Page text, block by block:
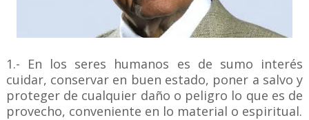
1.- En los seres humanos es de sumo interés
cuidar, conservar en buen estado, poner a salvo y
proteger de cualquier daño o peligro lo que es de
provecho, conveniente en lo material o espiritual.